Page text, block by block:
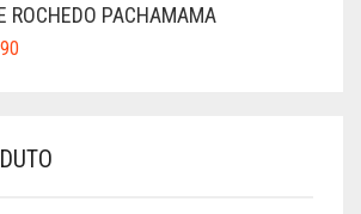
ROCHEDO PACHAMAMA